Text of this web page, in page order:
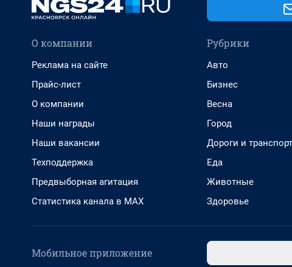
О компании
Реклама на сайте
Прайс-лист
О компании
Наши награды
Наши вакансии
Техподдержка
Предвыборная агитация
Статистика канала в MAX
Рубрики
Авто
Бизнес
Весна
Город
Дороги и транспорт
Еда
Животные
Здоровье
Мобильное приложение